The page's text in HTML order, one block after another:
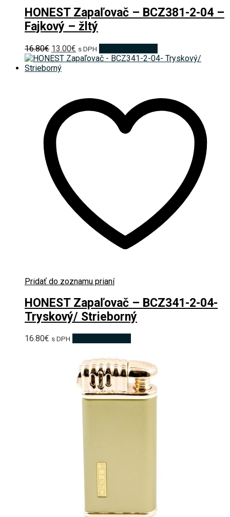
HONEST Zapaľovač – BCZ381-2-04 –
Fajkový – žltý
16.80€ Pôvodná
cena
bola:
13.00€ Aktuálna
cena
s DPH
Pridať do zoznamu prianí
HONEST Zapaľovač – BCZ341-2-04-
Tryskový/ Strieborný
16.80€ s DPH